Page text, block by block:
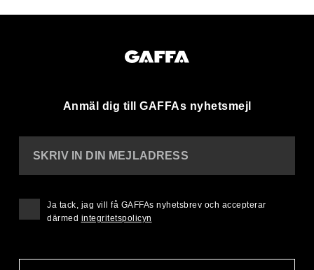
Anmäl dig till GAFFAs nyhetsmejl
SKRIV IN DIN MEJLADRESS
Ja tack, jag vill få GAFFAs nyhetsbrev och accepterar
därmed integritetspolicyn